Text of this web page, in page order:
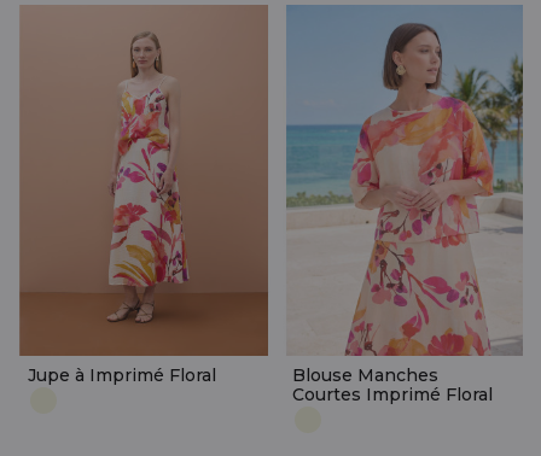
Jupe à Imprimé Floral
Blouse Manches
Courtes Imprimé Floral